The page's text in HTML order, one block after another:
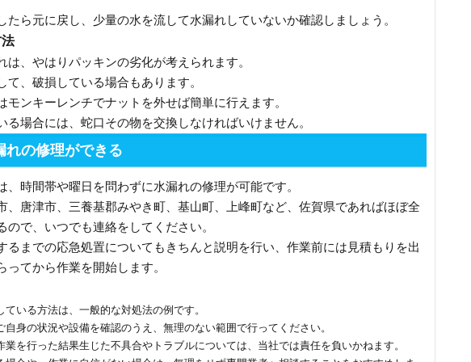
たら元に戻し、少量の水を流して水漏れしていないか確認しましょう。
は、やはりパッキンの劣化が考えられます。
て、破損している場合もあります。
モンキーレンチでナットを外せば簡単に行えます。
る場合には、蛇口その物を交換しなければいけません。
れの修理ができる
、時間帯や曜日を問わずに水漏れの修理が可能です。
、唐津市、三養基郡みやき町、基山町、上峰町など、佐賀県であればほぼ全
ので、いつでも連絡をしてください。
るまでの応急処置についてもきちんと説明を行い、作業前には見積もりを出
ってから作業を開始します。
いる方法は、一般的な対処法の例です。
自身の状況や設備を確認のうえ、無理のない範囲で行ってください。
業を行った結果生じた不具合やトラブルについては、当社では責任を負いかねます。